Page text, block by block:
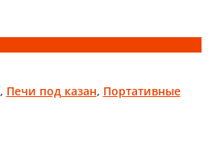
, Печи под казан, Портативные